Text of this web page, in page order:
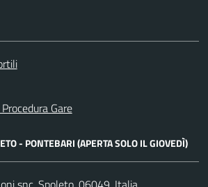
Gare
- PONTEBARI (APERTA SOLO IL GIOVEDÌ)